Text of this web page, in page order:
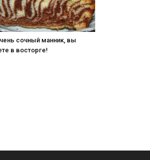
сочный манник, вы
в восторге!